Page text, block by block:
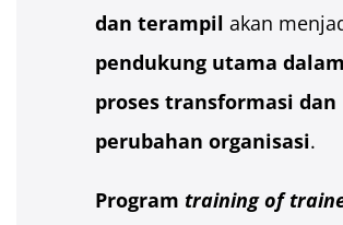
dan terampil akan
pendukung utama dalam
proses transformasi dan
perubahan organisasi.
Program training of